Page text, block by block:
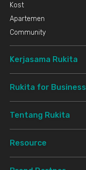
Kost
Apartemen
Community
Kerjasama Rukita
Rukita for Business
Tentang Rukita
Resource